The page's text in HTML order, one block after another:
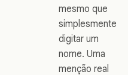
mesmo que
simplesmente
digitar um
nome. Uma
menção real